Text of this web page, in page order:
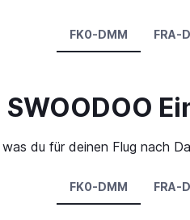
FK0-DMM FRA-
SWOODOO
was du für deinen Flug nach
FK0-DMM FRA-